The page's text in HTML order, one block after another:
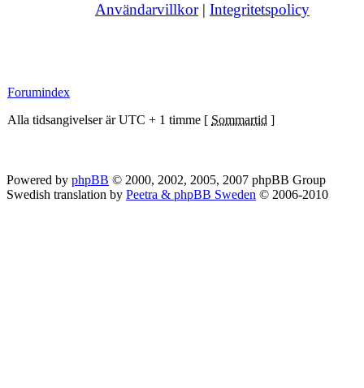
Användarvillkor| Integritetspolicy
Forumindex
Alla tidsangivelser är UTC + 1 timme [ Sommartid ]
Powered by phpBB © 2000, 2002, 2005, 2007 phpBB Group
Swedish translation by Peetra & phpBB Sweden © 2006-2010